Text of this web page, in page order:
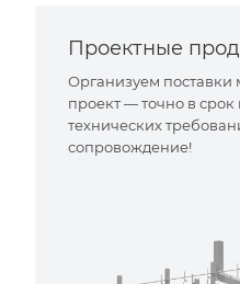
Проектные
Организуем поставки
проект — точно в срок
технических
сопровождение!